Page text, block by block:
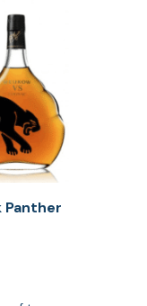
Panther